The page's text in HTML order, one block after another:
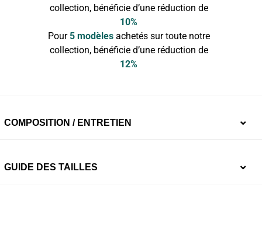
collection, bénéficie d’une réduction de
10%
Pour 5 modèlesachetés sur toute notre
collection, bénéficie d’une réduction de
12%
COMPOSITION / ENTRETIEN
Doublure drainante :
95% Coton 5% Élasthanne, en
GUIDE DES TAILLES